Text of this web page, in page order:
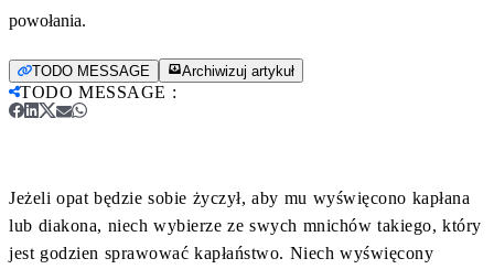
powołania.
TODO MESSAGE Archiwizuj artykuł
TODO MESSAGE :
Jeżeli opat będzie sobie życzył, aby mu wyświęcono kapłana
lub diakona, niech wybierze ze swych mnichów takiego, który
jest godzien sprawować kapłaństwo. Niech wyświęcony